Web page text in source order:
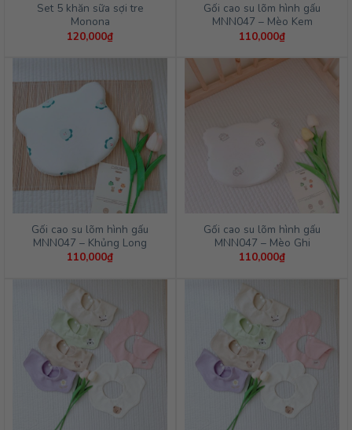
Set 5 khăn sữa sợi tre
Monona
120,000₫
Gối cao su lõm hình gấu
MNN047 – Mèo Kem
110,000₫
Gối cao su lõm hình gấu
MNN047 – Khủng Long
110,000₫
Gối cao su lõm hình gấu
MNN047 – Mèo Ghi
110,000₫